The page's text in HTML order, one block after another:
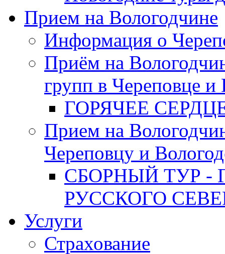
Прием на Вологодчине
Информация о
Приём на
групп в Череповце и
ГОРЯЧЕЕ
Прием на
Череповцу и
СБОРНЫЙ ТУР -
РУССКОГО
Услуги
Страхование